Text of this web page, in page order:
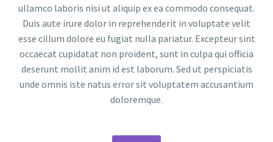
ullamco laboris nisi ut aliquip ex ea commodo consequat.
Duis aute irure dolor in reprehenderit in voluptate velit
esse cillum dolore eu fugiat nulla pariatur. Excepteur sint
occaecat cupidatat non proident, sunt in culpa qui officia
deserunt mollit anim id est laborum. Sed ut perspiciatis
unde omnis iste natus error sit voluptatem accusantium
doloremque.